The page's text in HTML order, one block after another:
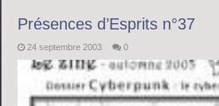
Présences d’Esprits n°37
24 septembre 2003 0